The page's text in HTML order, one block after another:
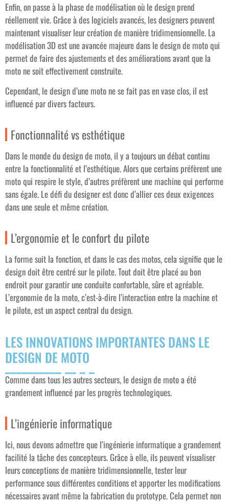
Enfin, on passe à la phase de modélisation où le design prend
réellement vie. Grâce à des logiciels avancés, les designers peuvent
maintenant visualiser leur création de manière tridimensionnelle. La
modélisation 3D est une avancée majeure dans le design de moto qui
permet de faire des ajustements et des améliorations avant que la
moto ne soit effectivement construite.
Cependant, le design d’une moto ne se fait pas en vase clos, il est
influencé par divers facteurs.
Fonctionnalité vs esthétique
Dans le monde du design de moto, il y a toujours un débat continu
entre la fonctionnalité et l’esthétique. Alors que certains préfèrent une
moto qui respire le style, d’autres préfèrent une machine qui performe
sans égale. Le défi du designer est donc d’allier ces deux exigences
dans une seule et même création.
L’ergonomie et le confort du pilote
La forme suit la fonction, et dans le cas des motos, cela signifie que le
design doit être centré sur le pilote. Tout doit être placé au bon
endroit pour garantir une conduite confortable, sûre et agréable.
L’ergonomie de la moto, c’est-à-dire l’interaction entre la machine et
le pilote, est un aspect central du design.
LES INNOVATIONS IMPORTANTES DANS LE
DESIGN DE MOTO
Comme dans tous les autres secteurs, le design de moto a été
grandement influencé par les progrès technologiques.
L’ingénierie informatique
Ici, nous devons admettre que l’ingénierie informatique a grandement
facilité la tâche des concepteurs. Grâce à elle, ils peuvent visualiser
leurs conceptions de manière tridimensionnelle, tester leur
performance sous différentes conditions et apporter les modifications
nécessaires avant même la fabrication du prototype. Cela permet non